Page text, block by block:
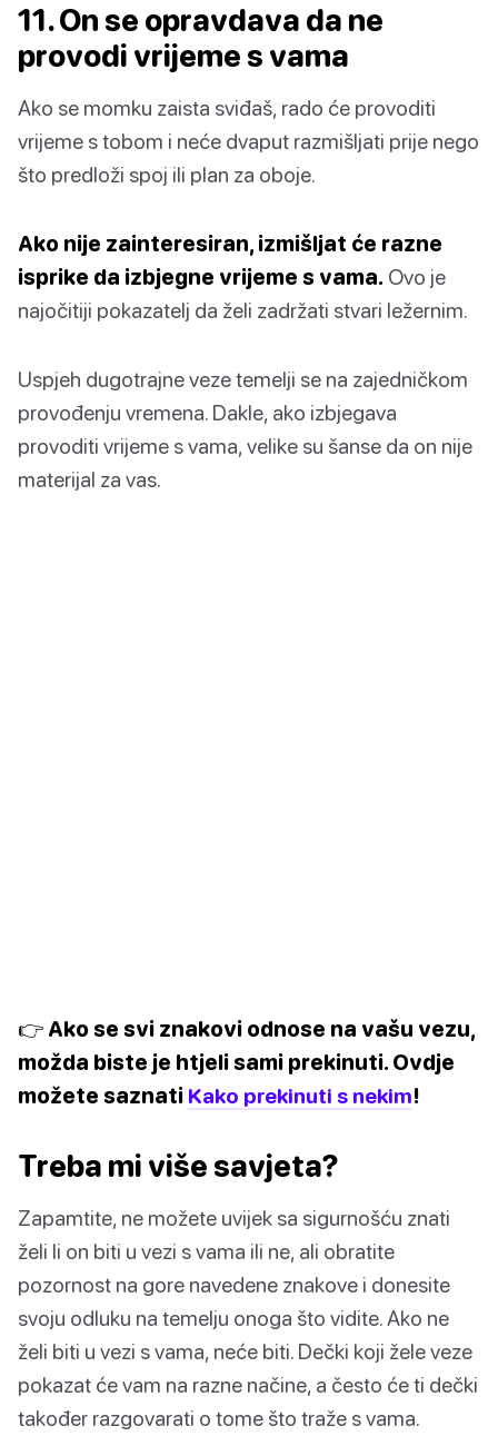
11. On se opravdava da ne
provodi vrijeme s vama
Ako se momku zaista sviđaš, rado će provoditi
vrijeme s tobom i neće dvaput razmišljati prije nego
što predloži spoj ili plan za oboje.
Ako nije zainteresiran, izmišljat će razne
isprike da izbjegne vrijeme s vama. Ovo je
najočitiji pokazatelj da želi zadržati stvari ležernim.
Uspjeh dugotrajne veze temelji se na zajedničkom
provođenju vremena. Dakle, ako izbjegava
provoditi vrijeme s vama, velike su šanse da on nije
materijal za vas.
👉 Ako se svi znakovi odnose na vašu vezu,
možda biste je htjeli sami prekinuti. Ovdje
možete saznati Kako prekinuti s nekim!
Treba mi više savjeta?
Zapamtite, ne možete uvijek sa sigurnošću znati
želi li on biti u vezi s vama ili ne, ali obratite
pozornost na gore navedene znakove i donesite
svoju odluku na temelju onoga što vidite. Ako ne
želi biti u vezi s vama, neće biti. Dečki koji žele veze
pokazat će vam na razne načine, a često će ti dečki
također razgovarati o tome što traže s vama.